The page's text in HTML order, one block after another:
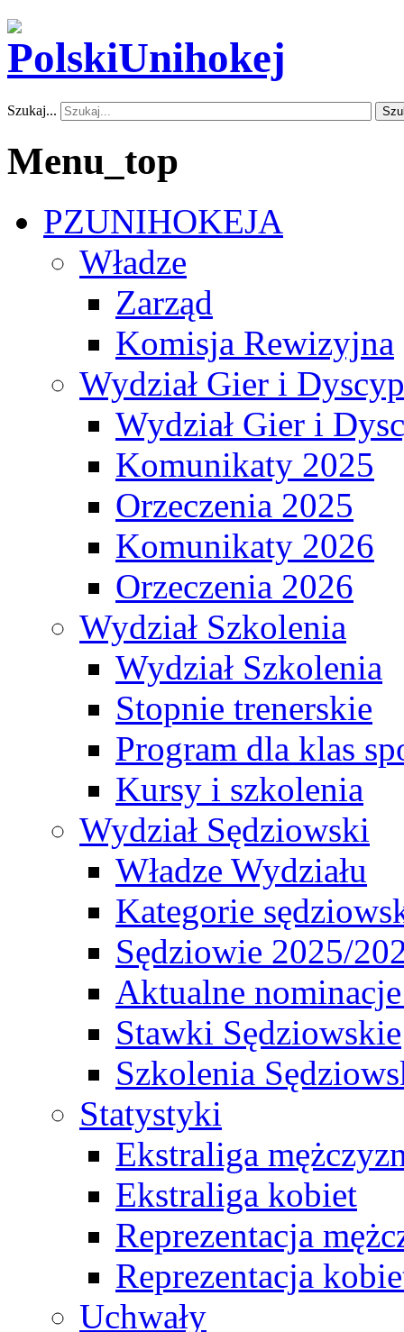
Szukaj...
Menu_top
PZUNIHOKEJA
Władze
Zarząd
Komisja Rewizyjna
Wydział Gier i
Wydział Gier i
Komunikaty 2025
Orzeczenia 2025
Komunikaty 2026
Orzeczenia 2026
Wydział Szkolenia
Wydział Szkolenia
Stopnie trenerskie
Program dla klas
Kursy i szkolenia
Wydział Sędziowski
Władze Wydziału
Kategorie
Sędziowie 2025/
Aktualne
Stawki Sędziowskie
Szkolenia
Statystyki
Ekstraliga
Ekstraliga kobiet
Reprezentacja
Reprezentacja
Uchwały